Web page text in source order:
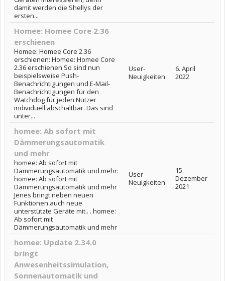
damit werden die Shellys der
ersten...
Homee: Homee Core 2.36
erschienen
Homee: Homee Core 2.36
erschienen: Homee: Homee Core
2.36 erschienen So sind nun
beispielsweise Push-
Benachrichtigungen und E-Mail-
Benachrichtigungen für den
Watchdog für jeden Nutzer
individuell abschaltbar. Das sind
unter...
User-
Neuigkeiten
6. April
2022
homee: Ab sofort mit
Dämmerungsautomatik
und mehr
homee: Ab sofort mit
Dämmerungsautomatik und mehr:
homee: Ab sofort mit
Dämmerungsautomatik und mehr
Jenes bringt neben neuen
Funktionen auch neue
unterstützte Geräte mit.. . homee:
Ab sofort mit
Dämmerungsautomatik und mehr
User-
Neuigkeiten
15.
Dezember
2021
homee: Update 2.34.0
bringt
Anwesenheitssimulation,
Sonnenautomatik und